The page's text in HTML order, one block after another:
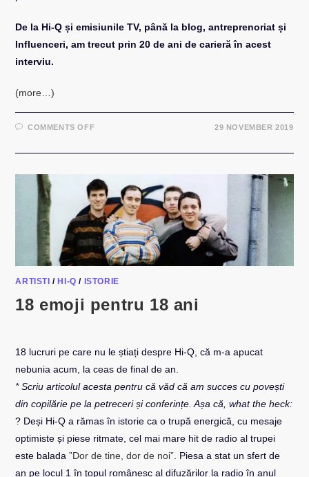
De la Hi-Q și emisiunile TV, până la blog, antreprenoriat și
Influenceri, am trecut prin 20 de ani de carieră în acest
interviu.
(more…)
COMMENTS OFFON
MARIAN
FLORIN
GROZEA
29 NOVEMBER 2019
ARTISTI / HI-Q / ISTORIE
18 emoji pentru 18 ani
18 lucruri pe care nu le știați despre Hi-Q, că m-a apucat
nebunia acum, la ceas de final de an.
* Scriu articolul acesta pentru că văd că am succes cu povești
din copilărie pe la petreceri și conferințe. Așa că, what the heck:
? Deși Hi-Q a rămas în istorie ca o trupă energică, cu mesaje
optimiste și piese ritmate, cel mai mare hit de radio al trupei
este balada”Dor de tine, dor de noi”. Piesa a stat un sfert de
an pe locul 1 în topul românesc al difuzărilor la radio în anul